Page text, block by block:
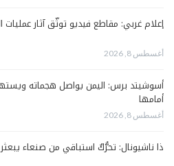
إعلام غربي: مقاطع فيديو توثّق آثار
أغسطس 8, 2026
أسوشيتد برس: اليمن يواصل هجماته
أمامها
أغسطس 8, 2026
ذا ناشيونال: تحرُّكٌ استباقي من صنعاء